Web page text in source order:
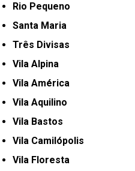
Rio Pequeno
Santa Maria
Três Divisas
Vila Alpina
Vila América
Vila Aquilino
Vila Bastos
Vila Camilópolis
Vila Floresta